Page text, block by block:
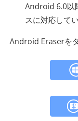
Android 6.0以
スに対応してい
Android Eraserを